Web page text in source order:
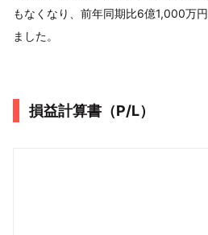
もなくなり、前年同期比6億1,000万
ました。
損益計算書（P/L）